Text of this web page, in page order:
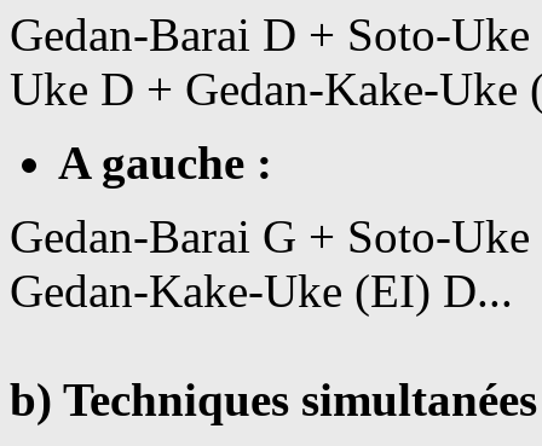
Gedan-Barai D + Soto-
Uke D + Gedan-Kake-Uke
A gauche :
Gedan-Barai G + Soto-
Gedan-Kake-Uke (EI) D...
b) Techniques simultanées